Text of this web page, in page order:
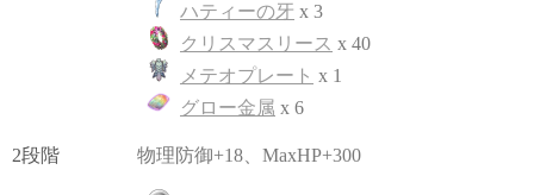
ハティーの牙 x 3
クリスマスリース x 40
メテオプレート x 1
グロー金属 x 6
2段階 物理防御+18、MaxHP+300